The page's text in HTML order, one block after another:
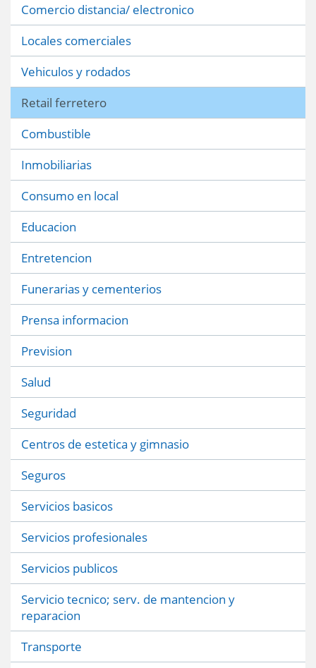
Comercio distancia/ electronico
Locales comerciales
Vehiculos y rodados
Retail ferretero
Combustible
Inmobiliarias
Consumo en local
Educacion
Entretencion
Funerarias y cementerios
Prensa informacion
Prevision
Salud
Seguridad
Centros de estetica y gimnasio
Seguros
Servicios basicos
Servicios profesionales
Servicios publicos
Servicio tecnico; serv. de mantencion y
reparacion
Transporte